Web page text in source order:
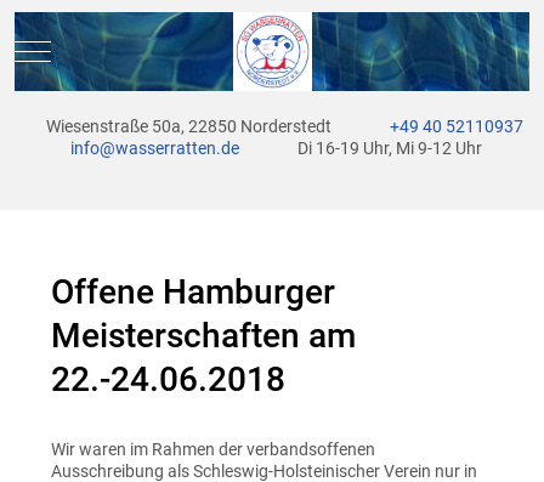
Mobile Menu Toggle
Wiesenstraße 50a, 22850 Norderstedt
+49 40 52110937
info@wasserratten.de
Di 16-19 Uhr, Mi 9-12 Uhr
Offene Hamburger
Meisterschaften am
22.-24.06.2018
Wir waren im Rahmen der verbandsoffenen
Ausschreibung als Schleswig-Holsteinischer Verein nur in